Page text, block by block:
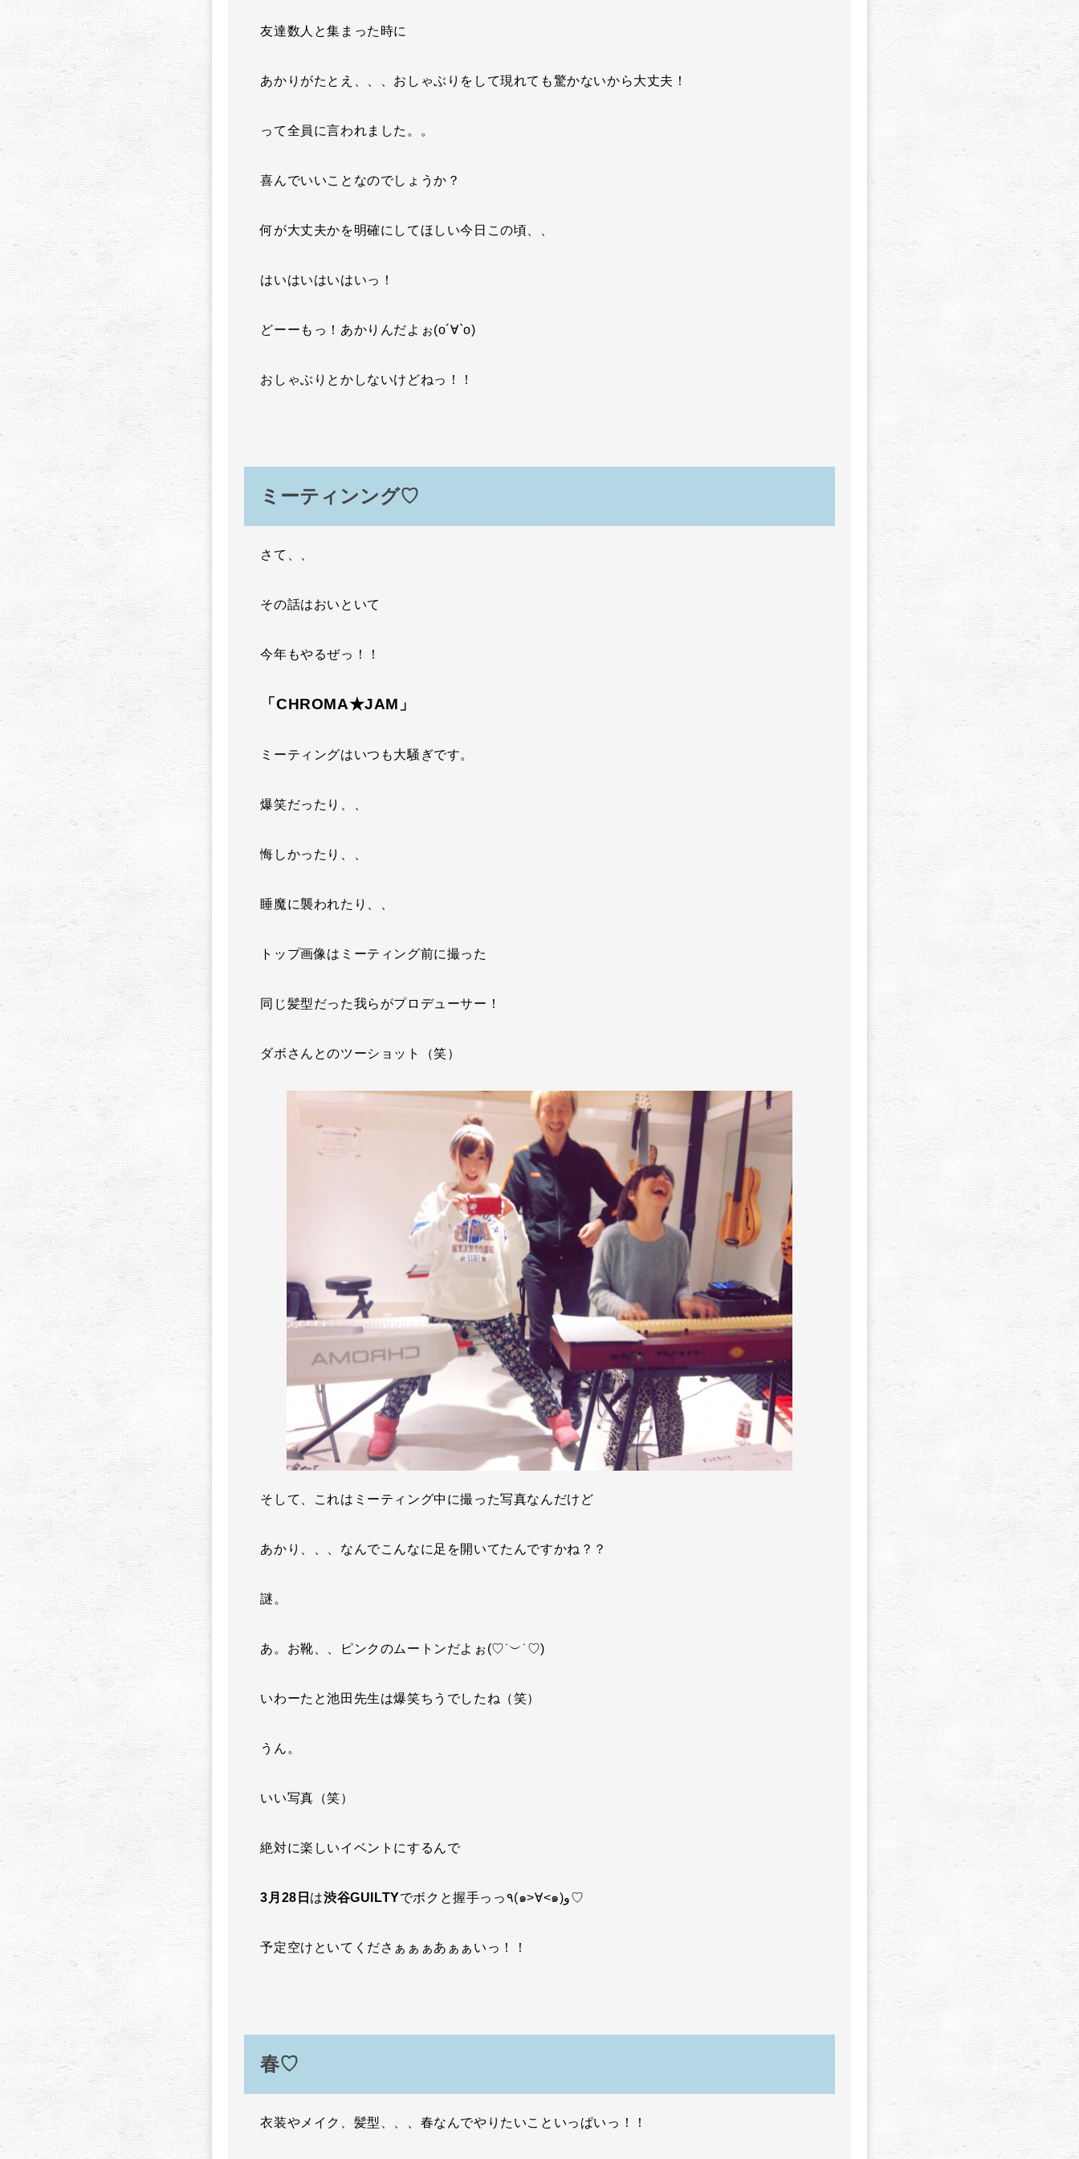
友達数人と集まった時に
あかりがたとえ、、、おしゃぶりをして現れても驚かないから大丈夫！
って全員に言われました。。
喜んでいいことなのでしょうか？
何が大丈夫かを明確にしてほしい今日この頃、、
はいはいはいはいっ！
どーーもっ！あかりんだよぉ(o´∀`o)
おしゃぶりとかしないけどねっ！！
ミーティンング♡
さて、、
その話はおいといて
今年もやるぜっ！！
「CHROMA★JAM」
ミーティングはいつも大騒ぎです。
爆笑だったり、、
悔しかったり、、
睡魔に襲われたり、、
トップ画像はミーティング前に撮った
同じ髪型だった我らがプロデューサー！
ダボさんとのツーショット（笑）
そして、これはミーティング中に撮った写真なんだけど
あかり、、、なんでこんなに足を開いてたんですかね？？
謎。
あ。お靴、、ピンクのムートンだよぉ(♡˙︶˙♡)
いわーたと池田先生は爆笑ちうでしたね（笑）
うん。
いい写真（笑）
絶対に楽しいイベントにするんで
3月28日 は渋谷GUILTY でボクと握手っっ٩(๑>∀<๑)و♡
予定空けといてくださぁぁぁあぁぁいっ！！
春♡
衣装やメイク、髪型、、、春なんでやりたいこといっぱいっ！！